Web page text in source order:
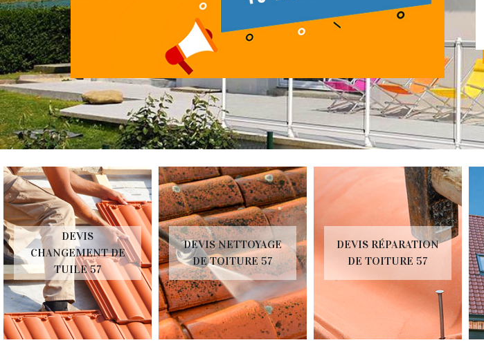
DEVIS
CHANGEMENT DE
TUILE 57
DEVIS NETTOYAGE
DE TOITURE 57
DEVIS RÉPARATION
DE TOITURE 57